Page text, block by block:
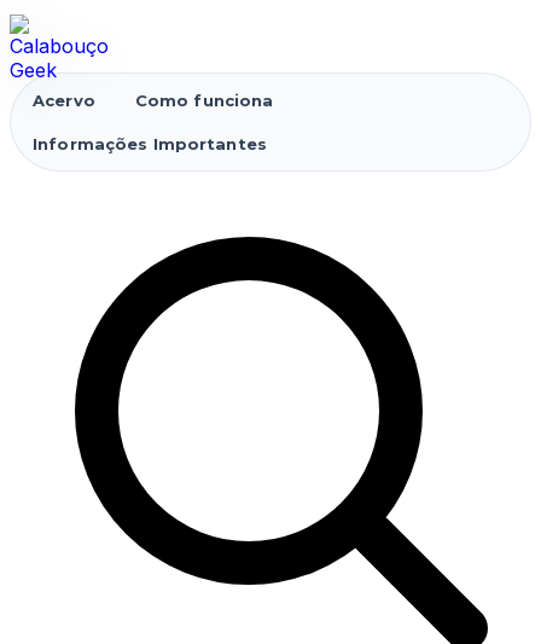
Acervo Como funciona
Informações Importantes